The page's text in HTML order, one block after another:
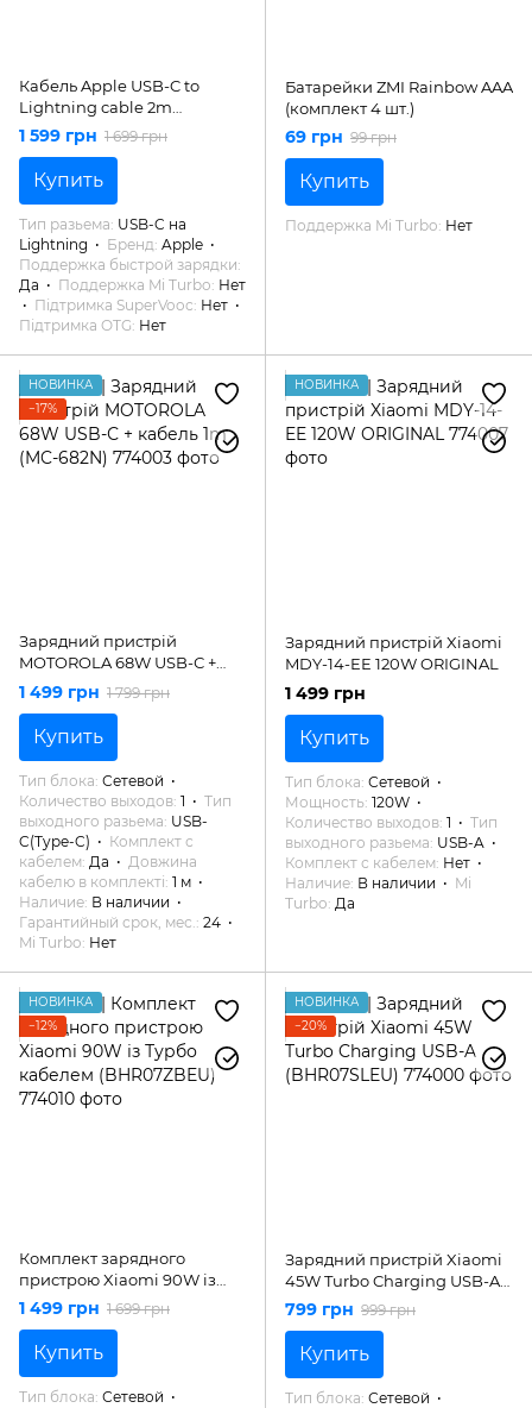
Кабель Apple USB-C to
Lightning cable 2m
(MQGH2ZM/A)
1 599 грн 1 699 грн
Купить
Тип разьема USB-C на
Lightning
Бренд Apple
Поддержка быстрой зарядки
Да
Поддержка Mi Turbo Нет
Підтримка SuperVooc Нет
Підтримка OTG Нет
Батарейки ZMI Rainbow AAA
(комплект 4 шт.)
69 грн 99 грн
Купить
Поддержка Mi Turbo Нет
НОВИНКА
−17%
Зарядний пристрій
MOTOROLA 68W USB-С +
кабель 1m (MC-682N)
1 499 грн 1 799 грн
Купить
Тип блока Сетевой
Количество выходов 1
Тип
выходного разьема USB-
C(Type-C)
Комплект с
кабелем Да
Довжина
кабелю в комплекті 1 м
Наличие В наличии
Гарантийный срок, мес.
24
Mi Turbo Нет
НОВИНКА
Зарядний пристрій Xiaomi
MDY-14-EE 120W ORIGINAL
1 499 грн
Купить
Тип блока Сетевой
Мощность 120W
Количество выходов 1
Тип
выходного разьема USB-A
Комплект с кабелем Нет
Наличие В наличии
Mi
Turbo Да
НОВИНКА
−12%
Комплект зарядного
пристрою Xiaomi 90W із
Турбо кабелем
(BHR07ZBEU)
1 499 грн 1 699 грн
Купить
Тип блока Сетевой
НОВИНКА
−20%
Зарядний пристрій Xiaomi
45W Turbo Charging USB-A
(BHR07SLEU)
799 грн 999 грн
Купить
Тип блока Сетевой